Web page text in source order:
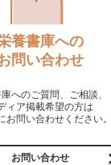
養書庫への
問い合わせ
へのご質問、ご相談、
ィア掲載希望の方は
お問い合わせください。
お問い合わせ